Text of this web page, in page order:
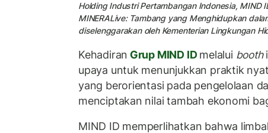
Holding Industri Pertambangan Indonesia, MIND
MINERALive: Tambang yang Menghidupkan
diselenggarakan oleh Kementerian Lingkungan
Kehadiran Grup MIND IDmelalui booth
upaya untuk menunjukkan praktik
yang berorientasi pada pengelolaan
menciptakan nilai tambah ekonomi
MIND ID memperlihatkan bahwa